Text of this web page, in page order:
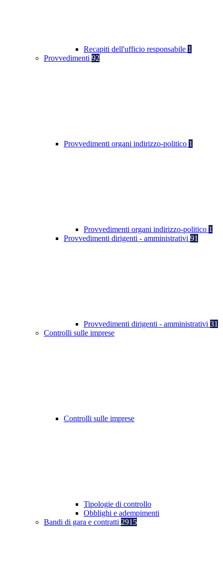
Recapiti dell'ufficio responsabile 1
Provvedimenti 92
Provvedimenti organi indirizzo-politico 1
Provvedimenti organi indirizzo-politico 1
Provvedimenti dirigenti - amministrativi 91
Provvedimenti dirigenti - amministrativi 31
Controlli sulle imprese
Controlli sulle imprese
Tipologie di controllo
Obblighi e adempimenti
Bandi di gara e contratti 2915